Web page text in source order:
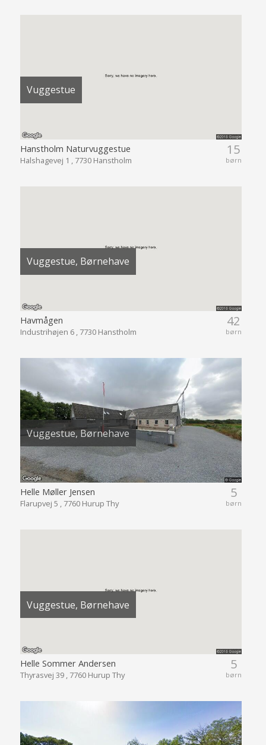
Vuggestue
15
børn
Hanstholm Naturvuggestue
Halshagevej 1 , 7730 Hanstholm
Vuggestue, Børnehave
42
børn
Havmågen
Industrihøjen 6 , 7730 Hanstholm
Vuggestue, Børnehave
5
børn
Helle Møller Jensen
Flarupvej 5 , 7760 Hurup Thy
Vuggestue, Børnehave
5
børn
Helle Sommer Andersen
Thyrasvej 39 , 7760 Hurup Thy